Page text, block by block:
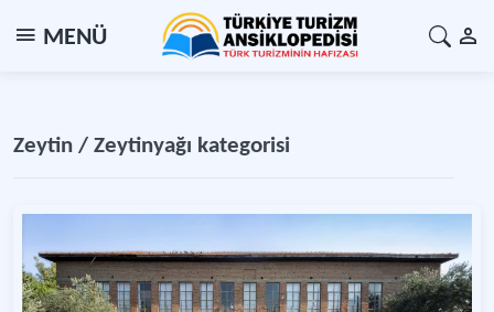
MENÜ
Zeytin / Zeytinyağı kategorisi